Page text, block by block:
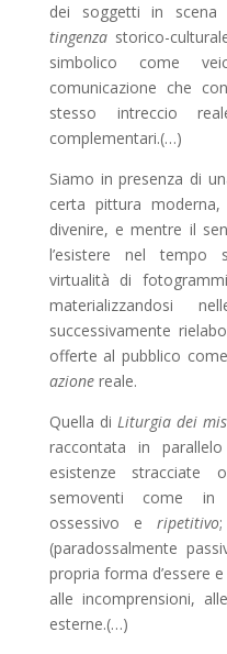
dei soggetti in
tingenzastorico-
simbolico come
comunicazione che
stesso intreccio
complementari.(…)
Siamo in presenza di
certa pittura
divenire, e mentre il
l’esistere nel tempo
virtualità di
materializzandosi
successivamente
offerte al pubblico
azionereale.
Quella di Liturgia dei
raccontata in
esistenze stracciate
semoventi come
ossessivo e ripetitivo
(paradossalmente
propria forma d’essere
alle incomprensioni,
esterne.(…)